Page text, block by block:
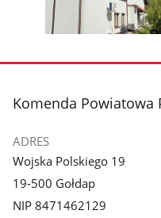
zdjęcia
galerii.
zdjęcie
galerii.
stopka
Komenda Powiatowa
ADRES
Wojska Polskiego 19
19-500 Gołdap
NIP 8471462129